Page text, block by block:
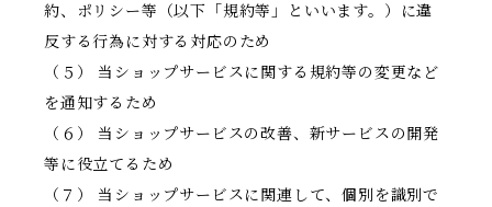
約、ポリシー等（以下「規約等」といいます。）に違
反する行為に対する対応のため
（５） 当ショップサービスに関する規約等の変更など
を通知するため
（６） 当ショップサービスの改善、新サービスの開発
等に役立てるため
（７） 当ショップサービスに関連して、個別を識別で